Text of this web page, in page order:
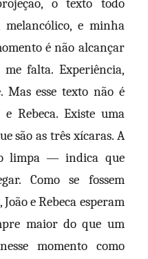
o texto todo
e minha
é não alcançar
falta. Experiência,
Mas esse texto não é
Rebeca. Existe uma
são as três xícaras. A
limpa — indica que
Como se fossem
e Rebeca esperam
maior do que um
momento como